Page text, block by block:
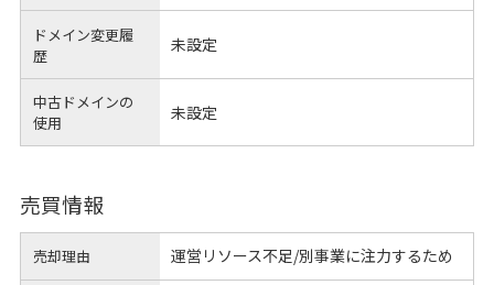
ドメイン変更履
歴
未設定
中古ドメインの
使用
未設定
売買情報
売却理由 運営リソース不足/別事業に注力するため